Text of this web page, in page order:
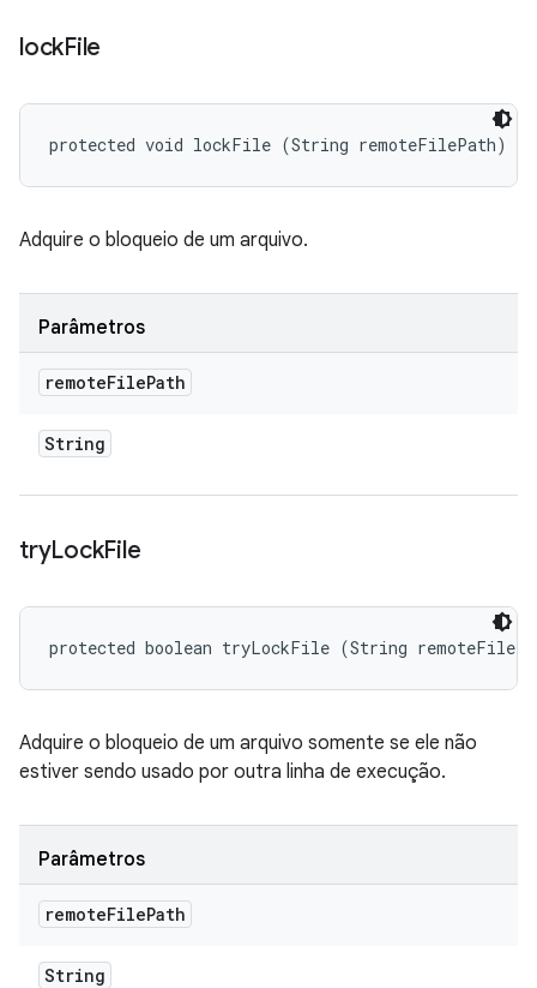
lockFile
protected void lockFile (String remoteFilePath)
Adquire o bloqueio de um arquivo.
Parâmetros
remoteFilePath
String
tryLockFile
protected boolean tryLockFile (String
Adquire o bloqueio de um arquivo somente se ele não
estiver sendo usado por outra linha de execução.
Parâmetros
remoteFilePath
String